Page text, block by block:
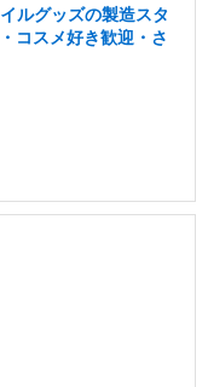
ルグッズの製造スタ
コスメ好き歓迎・さ